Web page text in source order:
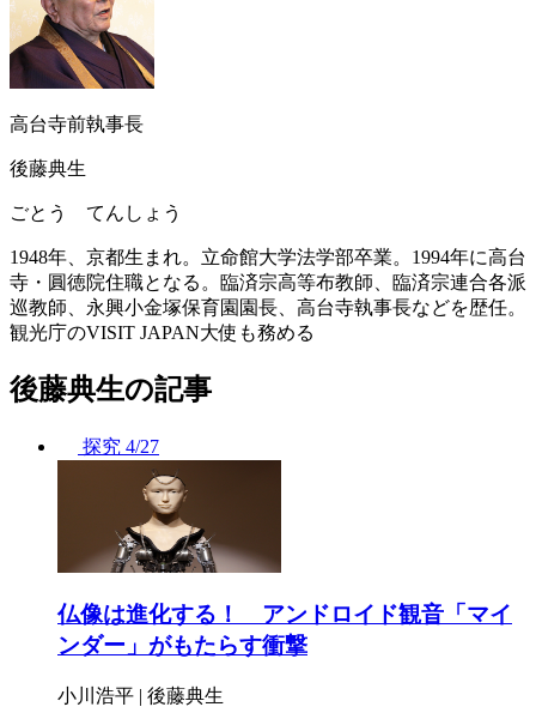
高台寺前執事長
後藤典生
ごとう てんしょう
1948年、京都生まれ。立命館大学法学部卒業。1994年に高台
寺・圓徳院住職となる。臨済宗高等布教師、臨済宗連合各派
巡教師、永興小金塚保育園園長、高台寺執事長などを歴任。
観光庁のVISIT JAPAN大使も務める
後藤典生の記事
探究 4/27
仏像は進化する！ アンドロイド観音「マイ
ンダー」がもたらす衝撃
小川浩平 | 後藤典生